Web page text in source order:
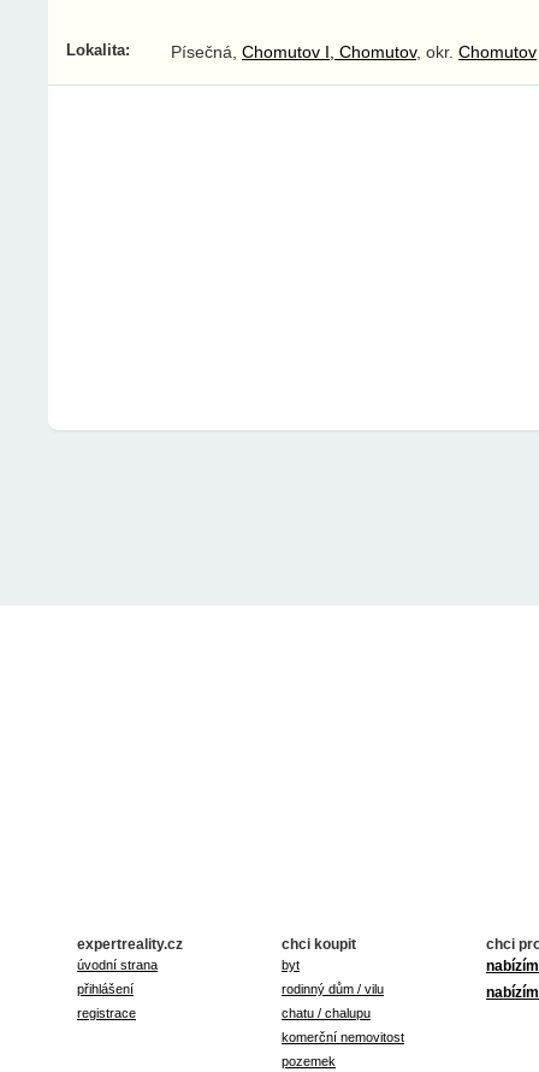
Lokalita: Písečná, Chomutov I, Chomutov, okr. Chomutov
expertreality.cz
úvodní strana
přihlášení
registrace
chci koupit
byt
rodinný dům / vilu
chatu / chalupu
komerční nemovitost
pozemek
chci